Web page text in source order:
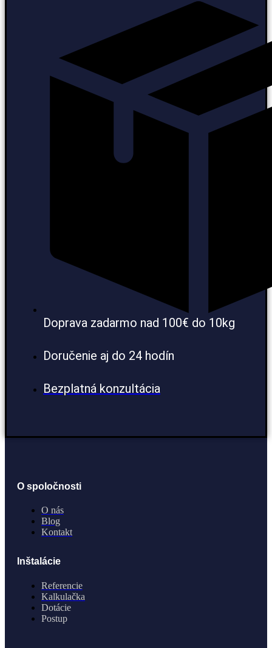
Doprava zadarmo nad 100€ do 10kg
Doručenie aj do 24 hodín
Bezplatná konzultácia
O spoločnosti
O nás
Blog
Kontakt
Inštalácie
Referencie
Kalkulačka
Dotácie
Postup